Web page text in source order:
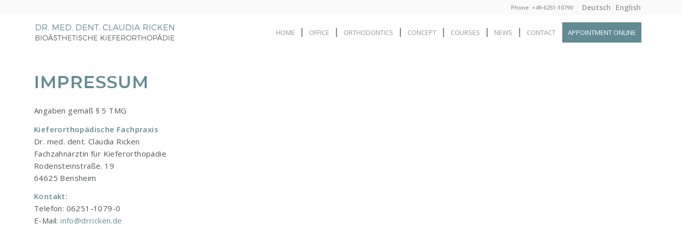
Deutsch English
Phone: +49-6251-10790
HOME OFFICE ORTHODONTICS CONCEPT COURSES NEWS CONTACT APPOINTMENT ONLINE
IMPRESSUM
Angaben gemäß § 5 TMG
Kieferorthopädische Fachpraxis
Dr. med. dent. Claudia Ricken
Fachzahnärztin für Kieferorthopädie
Rodensteinstraße. 19
64625 Bensheim
Kontakt:
Telefon: 06251-1079-0
E-Mail:info@drricken.de